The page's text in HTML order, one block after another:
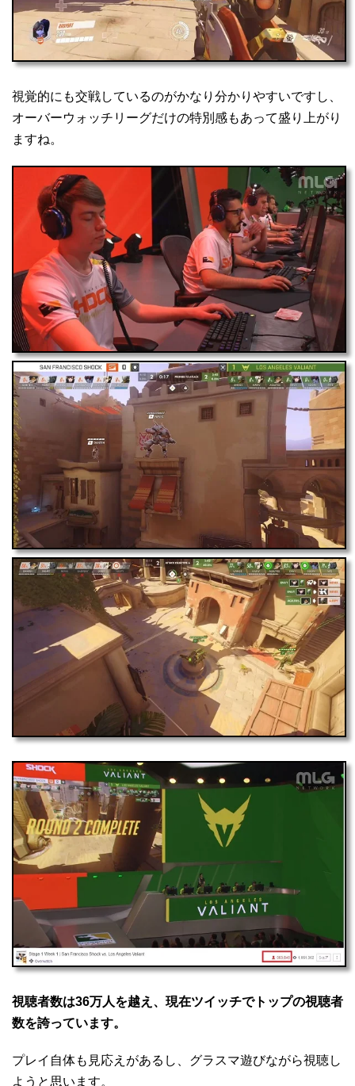
視覚的にも交戦しているのがかなり分かりやすいですし、
オーバーウォッチリーグだけの特別感もあって盛り上がり
ますね。
視聴者数は36万人を越え、現在ツイッチでトップの視聴者
数を誇っています。
プレイ自体も見応えがあるし、グラスマ遊びながら視聴し
ようと思います。